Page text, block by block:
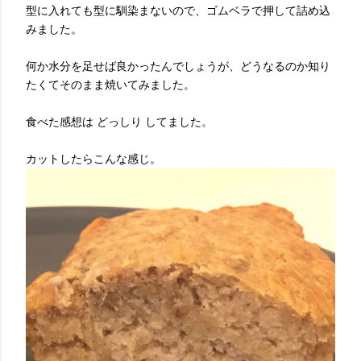
型に入れても型に馴染まないので、ゴムベラで押して詰め込
みました。
何か水分を足せば良かったんでしょうが、どうなるのか知り
たくてそのまま焼いてみました。
食べた感想は どっしり してました。
カットしたらこんな感じ。